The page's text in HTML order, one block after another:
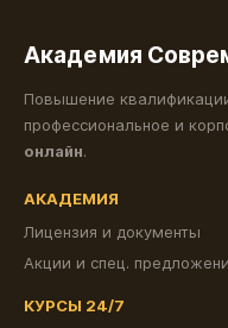
Академия
Повышение
профессиональное и
онлайн.
АКАДЕМИЯ
Лицензия и документы
Акции и спец.
КУРСЫ 24/7